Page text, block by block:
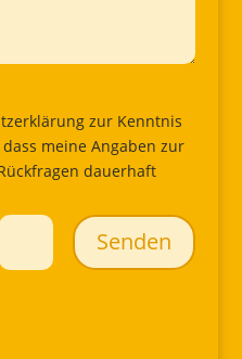
zur Kenntnis
meine Angaben zur
dauerhaft
Senden